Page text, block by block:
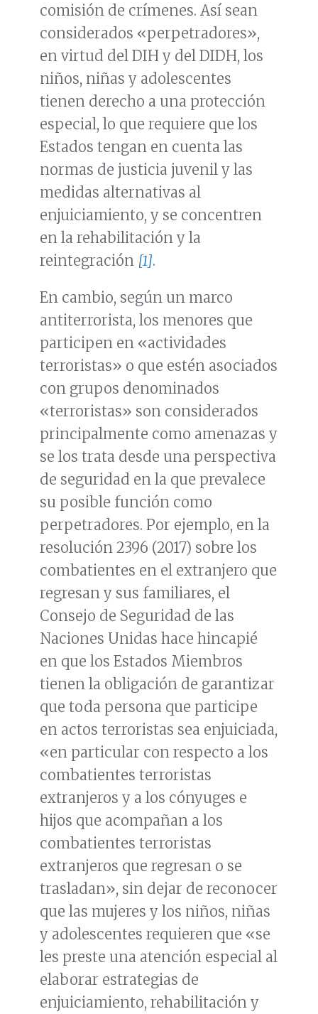
comisión de crímenes. Así sean
considerados «perpetradores»,
en virtud del DIH y del DIDH, los
niños, niñas y adolescentes
tienen derecho a una protección
especial, lo que requiere que los
Estados tengan en cuenta las
normas de justicia juvenil y las
medidas alternativas al
enjuiciamiento, y se concentren
en la rehabilitación y la
reintegración [1].
En cambio, según un marco
antiterrorista, los menores que
participen en «actividades
terroristas» o que estén asociados
con grupos denominados
«terroristas» son considerados
principalmente como amenazas y
se los trata desde una perspectiva
de seguridad en la que prevalece
su posible función como
perpetradores. Por ejemplo, en la
resolución 2396 (2017) sobre los
combatientes en el extranjero que
regresan y sus familiares, el
Consejo de Seguridad de las
Naciones Unidas hace hincapié
en que los Estados Miembros
tienen la obligación de garantizar
que toda persona que participe
en actos terroristas sea enjuiciada,
«en particular con respecto a los
combatientes terroristas
extranjeros y a los cónyuges e
hijos que acompañan a los
combatientes terroristas
extranjeros que regresan o se
trasladan», sin dejar de reconocer
que las mujeres y los niños, niñas
y adolescentes requieren que «se
les preste una atención especial al
elaborar estrategias de
enjuiciamiento, rehabilitación y